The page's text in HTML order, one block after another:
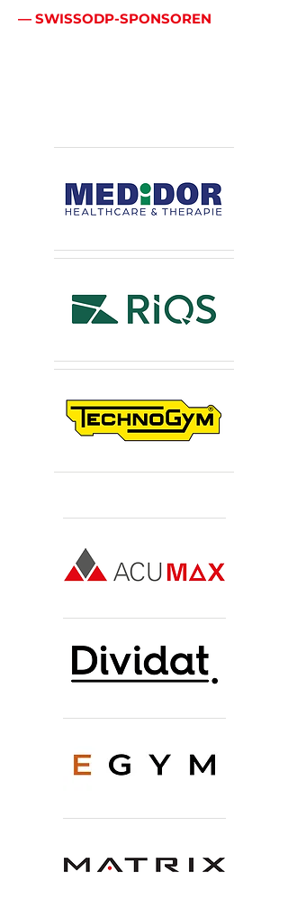
— SWISSODP-SPONSOREN